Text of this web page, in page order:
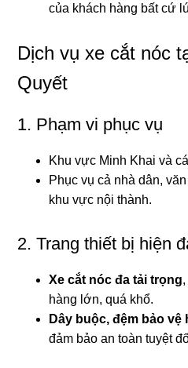
của khách hàng bất cứ
Dịch vụ xe cắt nóc
Quyết
1. Phạm vi phục vụ
Khu vực Minh Khai và
Phục vụ cả nhà dân,
khu vực nội thành.
2. Trang thiết bị hiện
Xe cắt nóc đa tải trọng
hàng lớn, quá khổ.
Dây buộc, đệm bảo
đảm bảo an toàn tuyệt